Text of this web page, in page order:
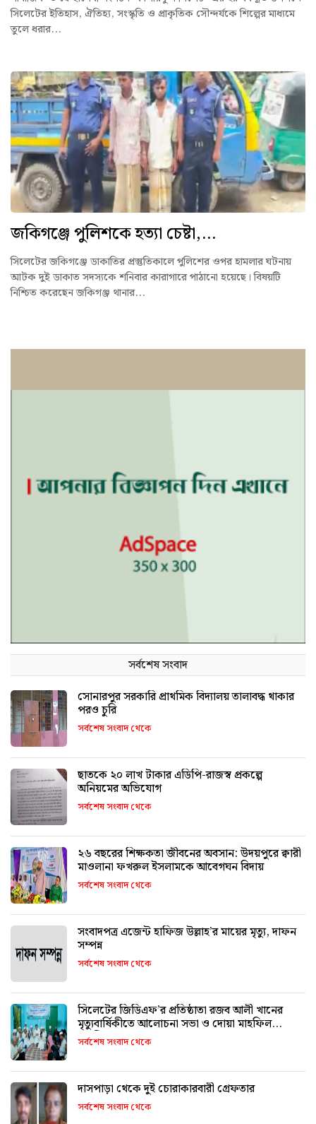
সিলেটের ইতিহাস, ঐতিহ্য, সংস্কৃতি ও প্রাকৃতিক সৌন্দর্যকে শিল্পের মাধ্যমে
তুলে ধরার...
জকিগঞ্জে পুলিশকে হত্যা চেষ্টা,...
সিলেটের জকিগঞ্জে ডাকাতির প্রস্তুতিকালে পুলিশের ওপর হামলার ঘটনায়
আটক দুই ডাকাত সদস্যকে শনিবার কারাগারে পাঠানো হয়েছে। বিষয়টি
নিশ্চিত করেছেন জকিগঞ্জ থানার...
সর্বশেষ সংবাদ
সোনারপুর সরকারি প্রাথমিক বিদ্যালয় তালাবদ্ধ থাকার
পরও চুরি
সর্বশেষ সংবাদ থেকে
ছাতকে ২০ লাখ টাকার এডিপি-রাজস্ব প্রকল্পে
অনিয়মের অভিযোগ
সর্বশেষ সংবাদ থেকে
২৬ বছরের শিক্ষকতা জীবনের অবসান: উদয়পুরে ক্বারী
মাওলানা ফখরুল ইসলামকে আবেগঘন বিদায়
সর্বশেষ সংবাদ থেকে
সংবাদপত্র এজেন্ট হাফিজ উল্লাহ’র মায়ের মৃত্যু, দাফন
সম্পন্ন
সর্বশেষ সংবাদ থেকে
সিলেটের জিডিএফ’র প্রতিষ্ঠাতা রজব আলী খানের
মৃত্যুবার্ষিকীতে আলোচনা সভা ও দোয়া মাহফিল
অনুষ্ঠিত
সর্বশেষ সংবাদ থেকে
দাসপাড়া থেকে দুই চোরাকারবারী গ্রেফতার
সর্বশেষ সংবাদ থেকে